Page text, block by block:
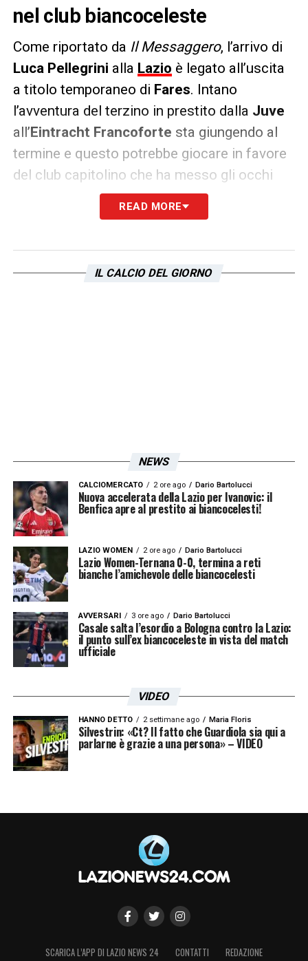
nel club biancoceleste
Come riportato da Il Messaggero, l’arrivo di
Luca Pellegrini alla Lazio è legato all’uscita
a titolo temporaneo di Fares. Intano
l’avventura del terzino in prestito dalla Juve
all’Eintracht Francoforte sta giungendo al
termine e questo potrebbe giocare in favore
del club capitolino che ha messo gli occhi
sopra il giocatore già da diverso tempo.
uno dei nomi caldi per approdare nella
società capitolina
READ MORE
IL CALCIO DEL GIORNO
NEWS
CALCIOMERCATO 2 ore ago Dario Bartolucci
Nuova accelerata della Lazio per Ivanovic: il
Benfica apre al prestito ai biancocelesti!
LAZIO WOMEN 2 ore ago Dario Bartolucci
Lazio Women-Ternana 0-0, termina a reti
bianche l’amichevole delle biancocelesti
AVVERSARI 3 ore ago Dario Bartolucci
Casale salta l’esordio a Bologna contro la Lazio:
il punto sull’ex biancoceleste in vista del match
ufficiale
VIDEO
HANNO DETTO 2 settimane ago Maria Floris
Silvestrin: «Ct? Il fatto che Guardiola sia qui a
parlarne è grazie a una persona» – VIDEO
SCARICA L’APP DI LAZIO NEWS 24 CONTATTI REDAZIONE